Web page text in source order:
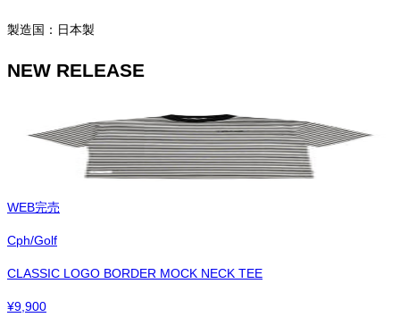
製造国：日本製
NEW RELEASE
WEB完売
Cph/Golf
CLASSIC LOGO BORDER MOCK NECK TEE
¥9,900